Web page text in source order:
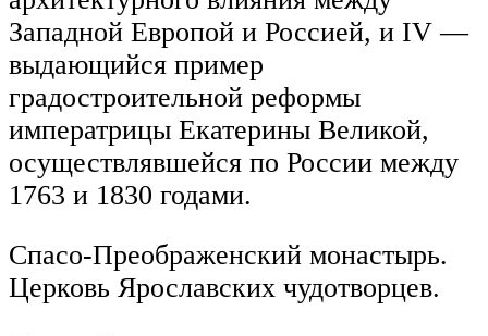
Западной Европой и Россией, и IV —
выдающийся пример
градостроительной реформы
императрицы Екатерины Великой,
осуществлявшейся по России между
1763 и 1830 годами.
Спасо-Преображенский монастырь.
Церковь Ярославских чудотворцев.